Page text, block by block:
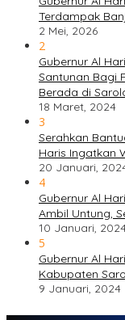
Terdampak
2 Mei, 2026
2
Gubernur Al
Santunan Bagi
Berada di
18 Maret, 2024
3
Serahkan
Haris Ingatkan
20 Januari,
4
Gubernur Al
Ambil Untung,
10 Januari,
5
Gubernur Al
Kabupaten
9 Januari, 2024